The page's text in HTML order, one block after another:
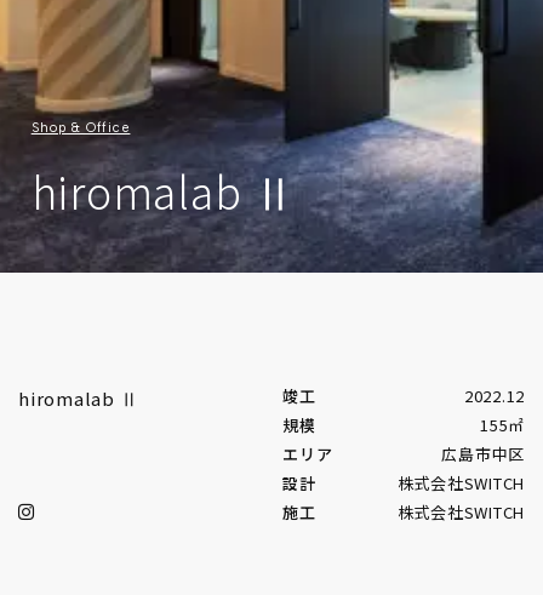
Shop & Office
hiromalab Ⅱ
hiromalab Ⅱ 竣工
2022.12
規模
155㎡
エリア
広島市中区
設計
株式会社SWITCH
施工
株式会社SWITCH